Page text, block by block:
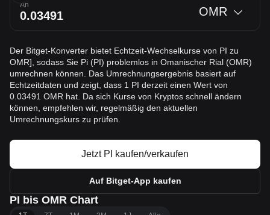
An OMR
Der Bitget-Konverter bietet Echtzeit-Wechselkurse von PI zu
OMR], sodass Sie Pi (PI) problemlos in Omanischer Rial (OMR)
umrechnen können. Das Umrechnungsergebnis basiert auf
Echtzeitdaten und zeigt, dass 1 PI derzeit einen Wert von
0.03491 OMR hat. Da sich Kurse von Kryptos schnell ändern
können, empfehlen wir, regelmäßig den aktuellen
Umrechnungskurs zu prüfen.
Jetzt PI kaufen/verkaufen
Auf Bitget-App kaufen
PI bis OMR Chart